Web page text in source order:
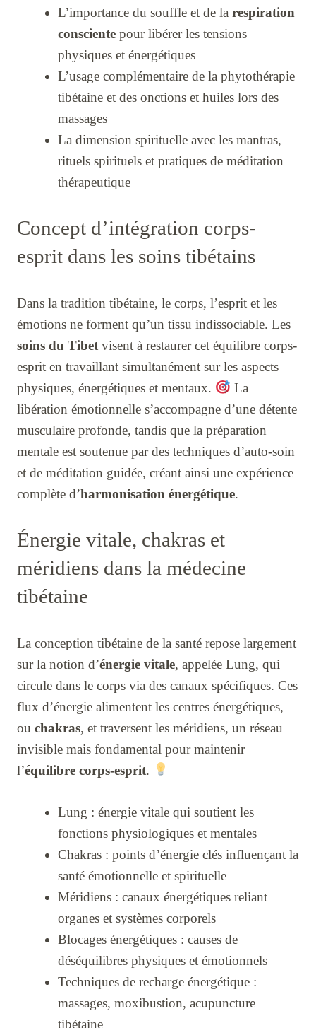
L’importance du souffle et de la respiration
conscientepour libérer les tensions
physiques et énergétiques
L’usage complémentaire de la phytothérapie
tibétaine et des onctions et huiles lors des
massages
La dimension spirituelle avec les mantras,
rituels spirituels et pratiques de méditation
thérapeutique
Concept d’intégration corps-
esprit dans les soins tibétains
Dans la tradition tibétaine, le corps, l’esprit et les
émotions ne forment qu’un tissu indissociable. Les
soins du Tibet visent à restaurer cet équilibre corps-
esprit en travaillant simultanément sur les aspects
physiques, énergétiques et mentaux.
La
libération émotionnelle s’accompagne d’une détente
musculaire profonde, tandis que la préparation
mentale est soutenue par des techniques d’auto-soin
et de méditation guidée, créant ainsi une expérience
complète d’harmonisation énergétique.
Énergie vitale, chakras et
méridiens dans la médecine
tibétaine
La conception tibétaine de la santé repose largement
sur la notion d’énergie vitale, appelée Lung, qui
circule dans le corps via des canaux spécifiques. Ces
flux d’énergie alimentent les centres énergétiques,
ou chakras, et traversent les méridiens, un réseau
invisible mais fondamental pour maintenir
l’équilibre corps-esprit.
Lung : énergie vitale qui soutient les
fonctions physiologiques et mentales
Chakras : points d’énergie clés influençant la
santé émotionnelle et spirituelle
Méridiens : canaux énergétiques reliant
organes et systèmes corporels
Blocages énergétiques : causes de
déséquilibres physiques et émotionnels
Techniques de recharge énergétique :
massages, moxibustion, acupuncture
tibétaine